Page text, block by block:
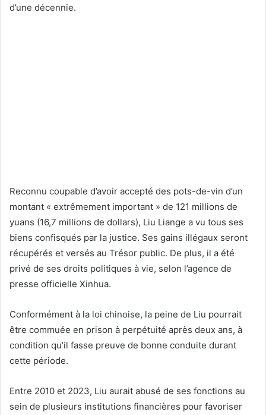
d’une décennie.
Reconnu coupable d’avoir accepté des pots-de-vin d’un
montant « extrêmement important » de 121 millions de
yuans (16,7 millions de dollars), Liu Liange a vu tous ses
biens confisqués par la justice. Ses gains illégaux seront
récupérés et versés au Trésor public. De plus, il a été
privé de ses droits politiques à vie, selon l’agence de
presse officielle Xinhua.
Conformément à la loi chinoise, la peine de Liu pourrait
être commuée en prison à perpétuité après deux ans, à
condition qu’il fasse preuve de bonne conduite durant
cette période.
Entre 2010 et 2023, Liu aurait abusé de ses fonctions au
sein de plusieurs institutions financières pour favoriser